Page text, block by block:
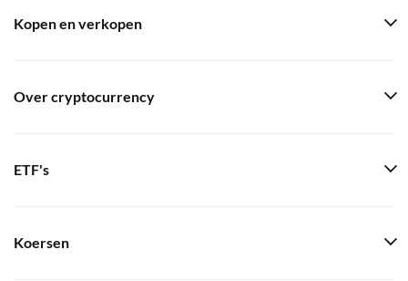
Kopen en verkopen
Over cryptocurrency
ETF's
Koersen